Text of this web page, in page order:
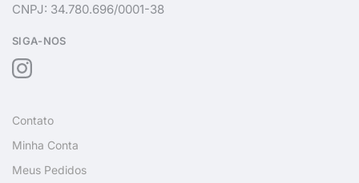
CNPJ: 34.780.696/0001-38
SIGA-NOS
Contato
Minha Conta
Meus Pedidos